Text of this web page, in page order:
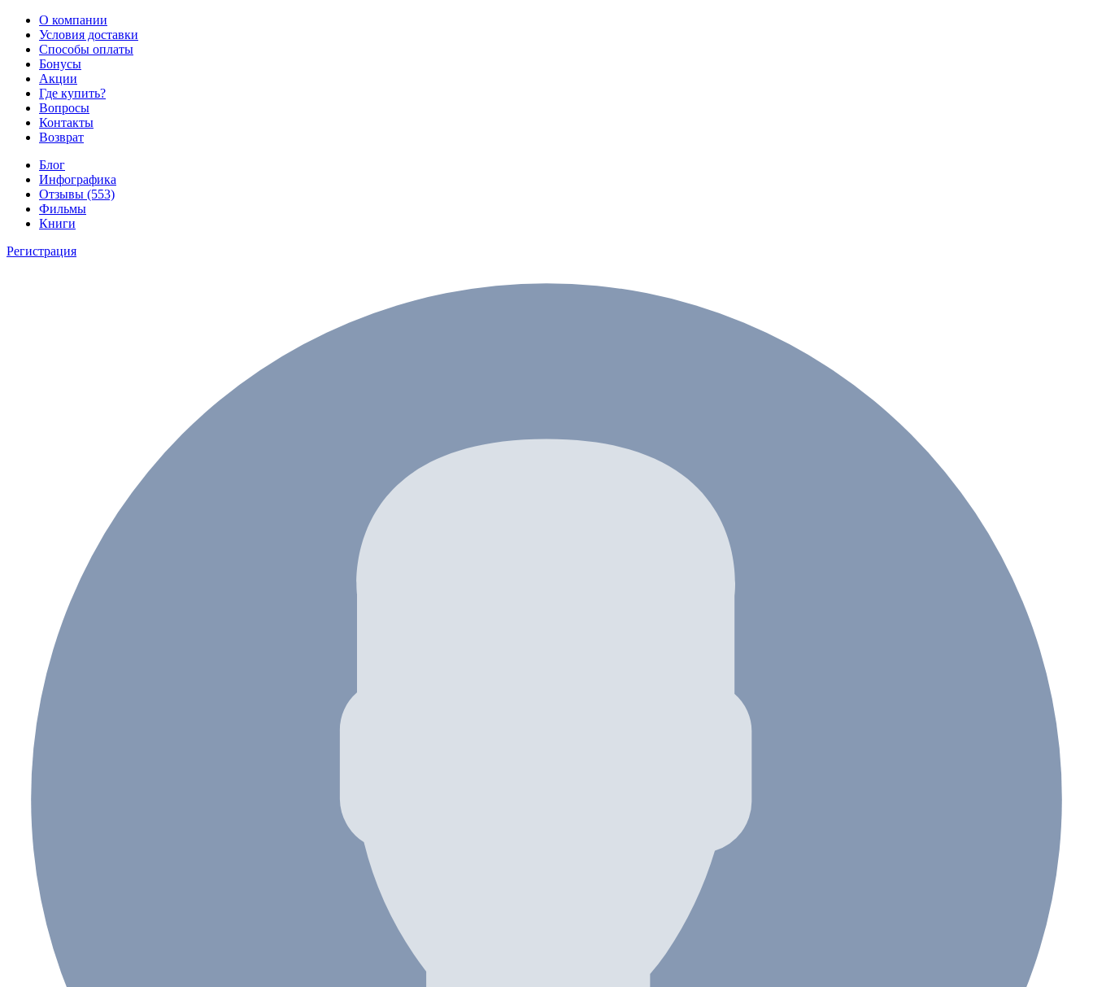
О компании
Условия доставки
Способы оплаты
Бонусы
Акции
Где купить?
Вопросы
Контакты
Возврат
Блог
Инфографика
Отзывы (553)
Фильмы
Книги
Регистрация